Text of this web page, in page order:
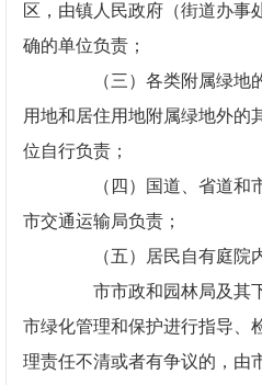
区，由镇人民政府（街道办事
确的单位负责；
（三）各类附属绿地
用地和居住用地附属绿地外的
位自行负责；
（四）国道、省道和市
市交通运输局负责；
（五）居民自有庭院内
市市政和园林局及其
市绿化管理和保护进行指导、
理责任不清或者有争议的，由